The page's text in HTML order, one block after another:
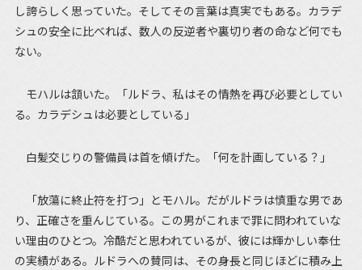
し誇らしく思っていた。そしてその言葉は真実でもある。カラデ
シュの安全に比べれば、数人の反逆者や裏切り者の命など何でも
ない。
モハルは頷いた。「ルドラ、私はその情熱を再び必要としてい
る。カラデシュは必要としている」
白髪交じりの警備員は首を傾げた。「何を計画している？」
「放蕩に終止符を打つ」とモハル。だがルドラは慎重な男であ
り、正確さを重んじている。この男がこれまで罪に問われていな
い理由のひとつ。冷酷だと思われているが、彼には輝かしい奉仕
の実績がある。ルドラへの賛同は、その身長と同じほどに積み上